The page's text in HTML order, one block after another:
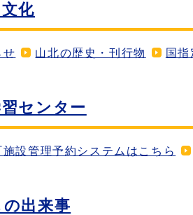
化
せ 山北の歴史・刊行物 国
センター
施設管理予約システムはこちら
の出来事